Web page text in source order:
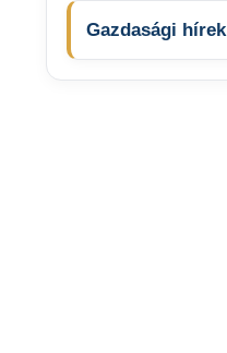
Gazdasági hírek